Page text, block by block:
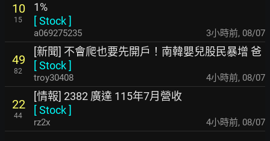
10
15
1%
[Stock]
a069275235 3小時前, 08/07
49
82
[新聞] 不會爬也要先開戶！南韓嬰兒股民暴增 爸
[Stock]
troy30408 4小時前, 08/07
22
44
[情報] 2382 廣達 115年7月營收
[Stock]
rz2x 4小時前, 08/07